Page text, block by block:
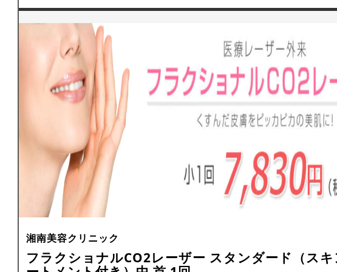
湘南美容クリニック
フラクショナルCO2レーザー スタンダード（ス